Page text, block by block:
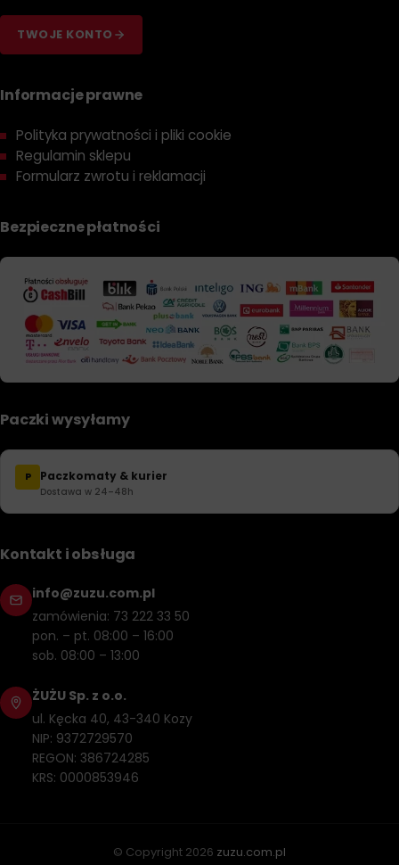
TWOJE KONTO
Informacje prawne
Polityka prywatności i pliki cookie
Regulamin sklepu
Formularz zwrotu i reklamacji
Bezpieczne płatności
Paczki wysyłamy
P Paczkomaty & kurier
Dostawa w 24–48h
Kontakt i obsługa
info@zuzu.com.pl
zamówienia: 73 222 33 50
pon. – pt. 08:00 – 16:00
sob. 08:00 – 13:00
ŻUŻU Sp. z o.o.
ul. Kęcka 40, 43-340 Kozy
NIP: 9372729570
REGON: 386724285
KRS: 0000853946
© Copyright 2026 zuzu.com.pl